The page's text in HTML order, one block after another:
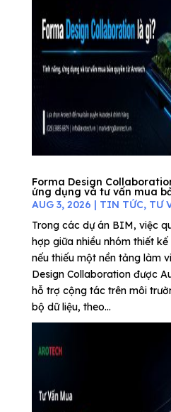
Forma Design
ứng dụng và tư vấn mua
AUG 3, 2026 | TIN TỨC, TƯ
Trong các dự án BIM, việc
hợp giữa nhiều nhóm thiết
nếu thiếu một nền tảng làm
Design Collaboration được
hỗ trợ cộng tác trên môi
bộ dữ liệu, theo...